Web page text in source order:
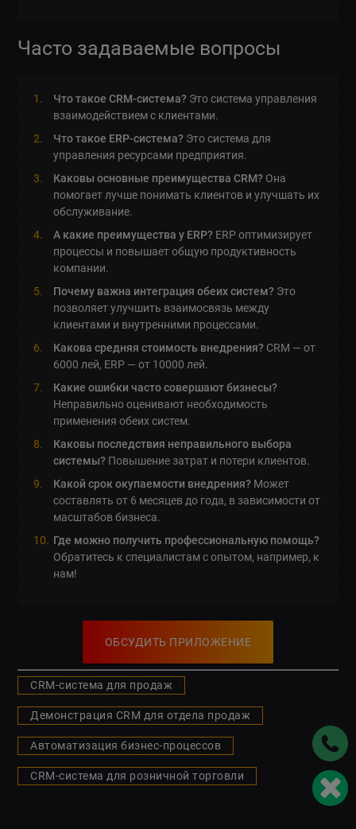
Часто задаваемые вопросы
Что такое CRM-система? Это система управления
взаимодействием с клиентами.
Что такое ERP-система? Это система для
управления ресурсами предприятия.
Каковы основные преимущества CRM? Она
помогает лучше понимать клиентов и улучшать их
обслуживание.
А какие преимущества у ERP? ERP оптимизирует
процессы и повышает общую продуктивность
компании.
Почему важна интеграция обеих систем? Это
позволяет улучшить взаимосвязь между
клиентами и внутренними процессами.
Какова средняя стоимость внедрения? CRM — от
6000 лей, ERP — от 10000 лей.
Какие ошибки часто совершают бизнесы?
Неправильно оценивают необходимость
применения обеих систем.
Каковы последствия неправильного выбора
системы? Повышение затрат и потери клиентов.
Какой срок окупаемости внедрения? Может
составлять от 6 месяцев до года, в зависимости от
масштабов бизнеса.
Где можно получить профессиональную помощь?
Обратитесь к специалистам с опытом, например, к
нам!
ОБСУДИТЬ ПРИЛОЖЕНИЕ
CRM-система для продаж
Демонстрация CRM для отдела продаж
Автоматизация бизнес-процессов
CRM-система для розничной торговли